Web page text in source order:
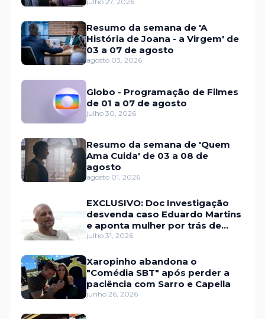
Resumo da semana de 'A
História de Joana - a Virgem' de
03 a 07 de agosto
agosto 03, 2026
Globo - Programação de Filmes
de 01 a 07 de agosto
julho 30, 2026
Resumo da semana de 'Quem
Ama Cuida' de 03 a 08 de
agosto
agosto 01, 2026
EXCLUSIVO: Doc Investigação
desvenda caso Eduardo Martins
e aponta mulher por trás de
fraude internacional
julho 31, 2026
Xaropinho abandona o
"Comédia SBT" após perder a
paciência com Sarro e Capella
junho 26, 2026